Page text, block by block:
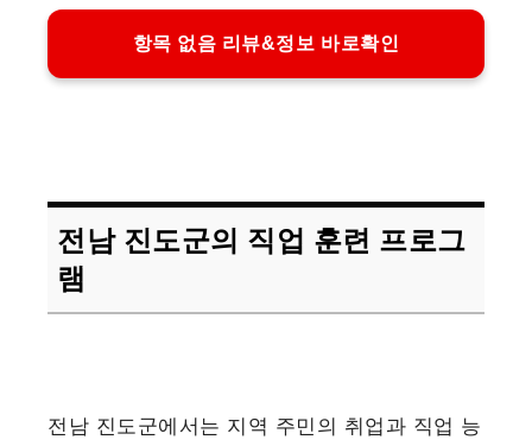
항목 없음 리뷰&정보 바로확인
전남 진도군의 직업 훈련 프로그
램
전남 진도군에서는 지역 주민의 취업과 직업 능